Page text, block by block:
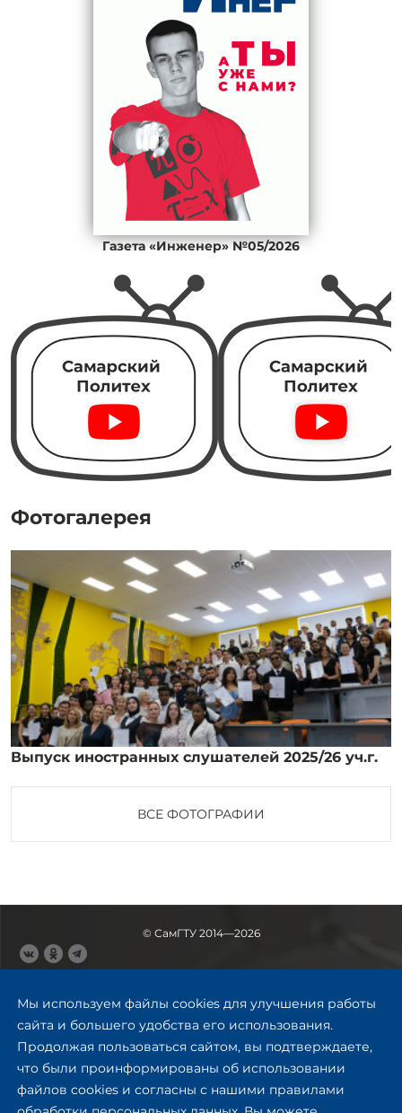
Газета «Инженер» №05/2026
Фотогалерея
Выпуск иностранных слушателей 2025/26 уч.г.
ВСЕ ФОТОГРАФИИ
Мы используем файлы cookies для улучшения работы
сайта и большего удобства его использования.
Продолжая пользоваться сайтом, вы подтверждаете,
что были проинформированы об использовании
файлов cookies и согласны с нашими правилами
© СамГТУ 2014—2026
443100, Самара
Ул. Молодогвардейская, 244,
главный корпус
8 (846) 278-43-11
rector@samgtu.ru